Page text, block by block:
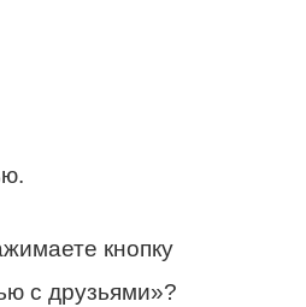
кнопку
с друзьями»?